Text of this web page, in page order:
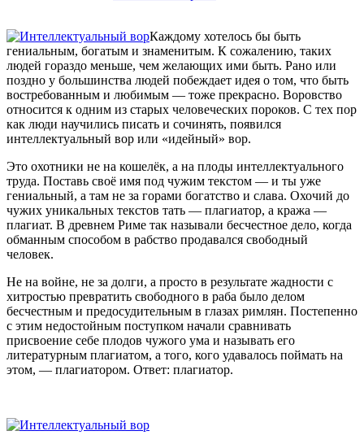
Каждому хотелось бы быть
гениальным, богатым и знаменитым. К сожалению, таких
людей гораздо меньше, чем желающих ими быть. Рано или
поздно у большинства людей побеждает идея о том, что быть
востребованным и любимым — тоже прекрасно. Воровство
относится к одним из старых человеческих пороков. С тех пор
как люди научились писать и сочинять, появился
интеллектуальный вор или «идейный» вор.
Это охотники не на кошелёк, а на плоды интеллектуального
труда. Поставь своё имя под чужим текстом — и ты уже
гениальный, а там не за горами богатство и слава. Охочий до
чужих уникальных текстов тать — плагиатор, а кража —
плагиат. В древнем Риме так называли бесчестное дело, когда
обманным способом в рабство продавался свободный
человек.
Не на войне, не за долги, а просто в результате жадности с
хитростью превратить свободного в раба было делом
бесчестным и предосудительным в глазах римлян. Постепенно
с этим недостойным поступком начали сравнивать
присвоение себе плодов чужого ума и называть его
литературным плагиатом, а того, кого удавалось поймать на
этом, — плагиатором. Ответ: плагиатор.